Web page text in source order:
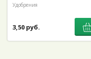
Удобрения
3,50 руб.